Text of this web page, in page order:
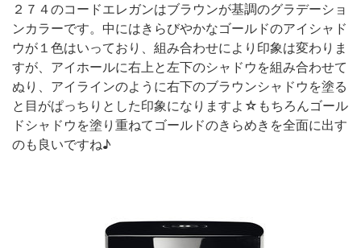
２７４のコードエレガンはブラウンが基調のグラデーショ
ンカラーです。中にはきらびやかなゴールドのアイシャド
ウが１色はいっており、組み合わせにより印象は変わりま
すが、アイホールに右上と左下のシャドウを組み合わせて
ぬり、アイラインのように右下のブラウンシャドウを塗る
と目がぱっちりとした印象になりますよ☆もちろんゴール
ドシャドウを塗り重ねてゴールドのきらめきを全面に出す
のも良いですね♪